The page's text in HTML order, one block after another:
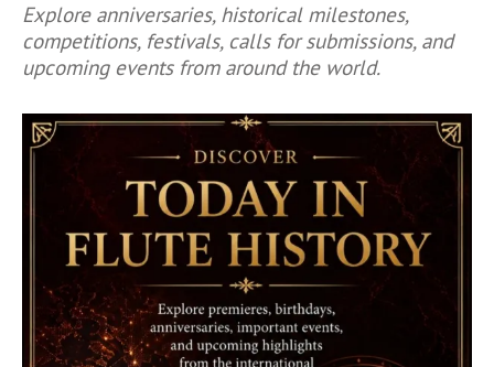
Explore anniversaries, historical milestones,
competitions, festivals, calls for submissions, and
upcoming events from around the world.